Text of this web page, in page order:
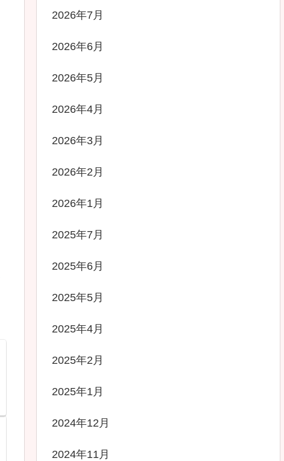
2026年7月
2026年6月
2026年5月
2026年4月
2026年3月
2026年2月
2026年1月
2025年7月
2025年6月
2025年5月
2025年4月
2025年2月
2025年1月
2024年12月
2024年11月